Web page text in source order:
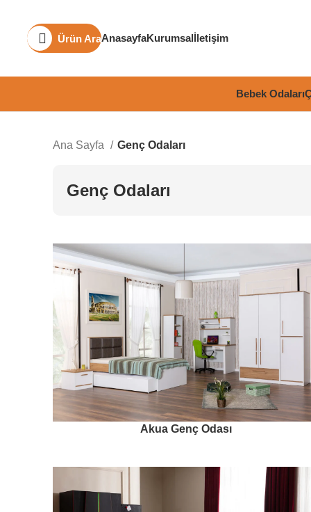
Ürün AraAnasayfaKurumsalİletişim
Bebek Odaları
Ana Sayfa Genç Odaları
Genç Odaları
Akua Genç Odası